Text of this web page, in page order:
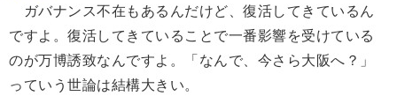
ガバナンス不在もあるんだけど、復活してきているん
ですよ。復活してきていることで一番影響を受けている
のが万博誘致なんですよ。「なんで、今さら大阪へ？」
っていう世論は結構大きい。